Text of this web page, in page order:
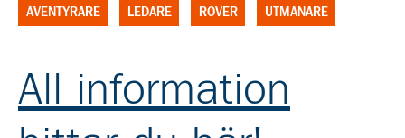
ÄVENTYRARE LEDARE ROVER UTMANARE
All information